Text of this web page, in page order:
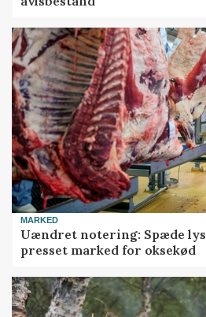
MARKED
Uændret notering: Spæde
presset marked for oksekød